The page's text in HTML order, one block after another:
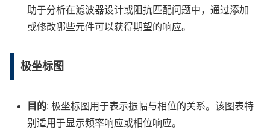
助于分析在滤波器设计或阻抗匹配问题中，通过添加
或修改哪些元件可以获得期望的响应。
极坐标图
目的: 极坐标图用于表示振幅与相位的关系。该图表特
别适用于显示频率响应或相位响应。